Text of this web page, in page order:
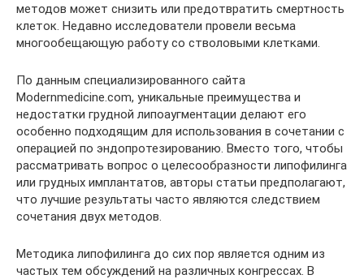
методов может снизить или предотвратить смертность
клеток. Недавно исследователи провели весьма
многообещающую работу со стволовыми клетками.
По данным специализированного сайта
Modernmedicine.com, уникальные преимущества и
недостатки грудной липоаугментации делают его
особенно подходящим для использования в сочетании с
операцией по эндопротезированию. Вместо того, чтобы
рассматривать вопрос о целесообразности липофилинга
или грудных имплантатов, авторы статьи предполагают,
что лучшие результаты часто являются следствием
сочетания двух методов.
Методика липофилинга до сих пор является одним из
частых тем обсуждений на различных конгрессах. В